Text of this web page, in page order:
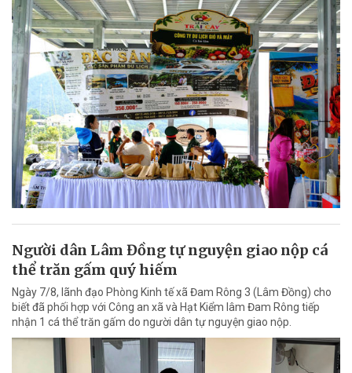
Người dân Lâm Đồng tự nguyện giao nộp cá
thể trăn gấm quý hiếm
Ngày 7/8, lãnh đạo Phòng Kinh tế xã Đam Rông 3 (Lâm Đồng) cho
biết đã phối hợp với Công an xã và Hạt Kiểm lâm Đam Rông tiếp
nhận 1 cá thể trăn gấm do người dân tự nguyện giao nộp.